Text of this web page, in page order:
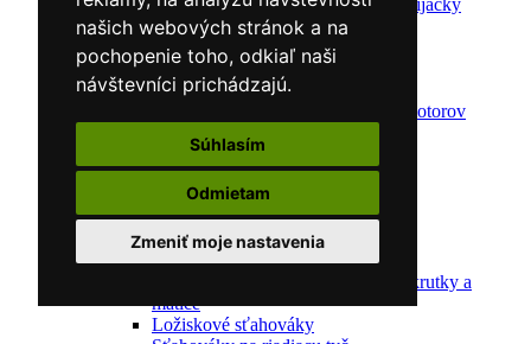
našich webových stránok a na
pochopenie toho, odkiaľ naši
návštevníci prichádzajú.
Súhlasím
Odmietam
Zmeniť moje nastavenia
Dielenské nabíjačky
Nástroje pre servis motorov
Kliešte pre automechanikov
Svorky na krúžky
Nástroje na diagnostiku a opravu motorov
Meller-Tools
Skrinky na náradie
Sťahováky
Sťahováky pružín
Sťahováky čalúnenia
Sťahováky kĺbových čapov
Sady na uvoľnenie Puller kolíky, skrutky a
matice
Ložiskové sťahováky